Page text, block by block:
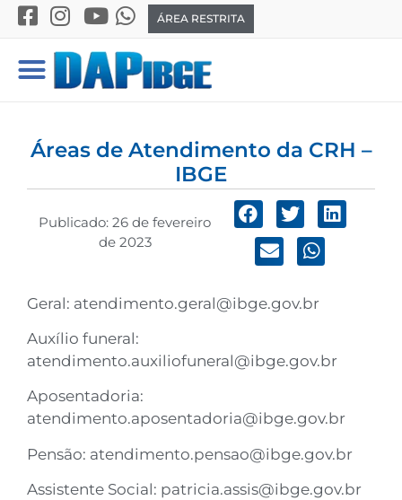
ÁREA RESTRITA
Áreas de Atendimento da CRH –
IBGE
Publicado:26 de fevereiro
de 2023
Geral: atendimento.geral@ibge.gov.br
Auxílio funeral:
atendimento.auxiliofuneral@ibge.gov.br
Aposentadoria:
atendimento.aposentadoria@ibge.gov.br
Pensão: atendimento.pensao@ibge.gov.br
Assistente Social: patricia.assis@ibge.gov.br